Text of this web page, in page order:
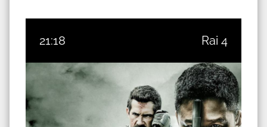
21:18 Rai 4